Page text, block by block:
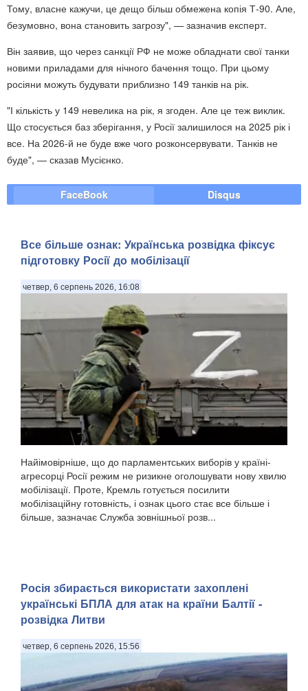
Тому, власне кажучи, це дещо більш обмежена копія Т-90. Але,
безумовно, вона становить загрозу", — зазначив експерт.
Він заявив, що через санкції РФ не може обладнати свої танки
новими приладами для нічного бачення тощо. При цьому
росіяни можуть будувати приблизно 149 танків на рік.
"І кількість у 149 невелика на рік, я згоден. Але це теж виклик.
Що стосується баз зберігання, у Росії залишилося на 2025 рік і
все. На 2026-й не буде вже чого розконсервувати. Танків не
буде", — сказав Мусієнко.
FaceBook Disqus
Все більше ознак: Українська розвідка фіксує
підготовку Росії до мобілізації
четвер, 6 серпень 2026, 16:08
Найімовірніше, що до парламентських виборів у країні-
агресорці Росії режим не ризикне оголошувати нову хвилю
мобілізації. Проте, Кремль готується посилити
мобілізаційну готовність, і ознак цього стає все більше і
більше, зазначає Служба зовнішньої розв...
Росія збирається використати захоплені
українські БПЛА для атак на країни Балтії -
розвідка Литви
четвер, 6 серпень 2026, 15:56